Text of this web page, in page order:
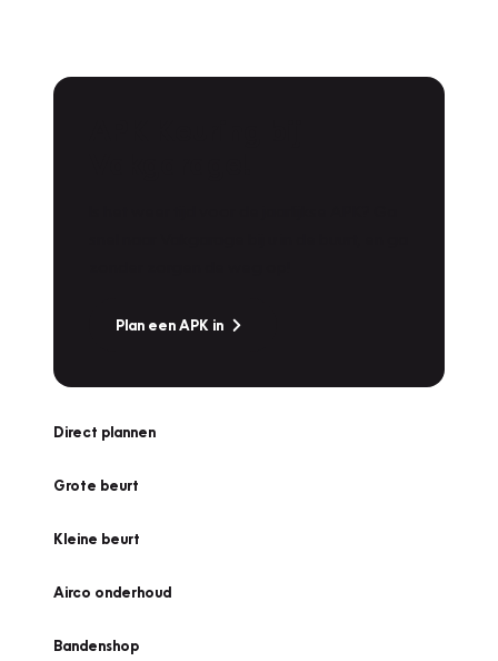
Plan een APK in
Direct plannen
Grote beurt
Kleine beurt
Airco onderhoud
Bandenshop